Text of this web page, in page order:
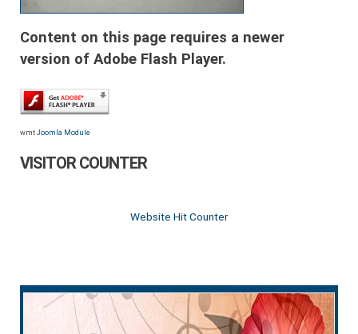
Content on this page requires a newer
version of Adobe Flash Player.
wmt Joomla Module
VISITOR COUNTER
Website Hit Counter